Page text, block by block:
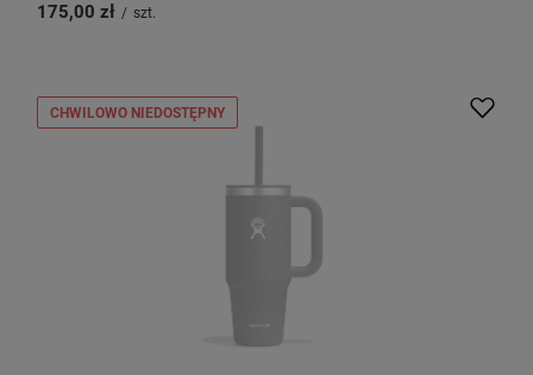
175,00 zł / szt.
CHWILOWO NIEDOSTĘPNY